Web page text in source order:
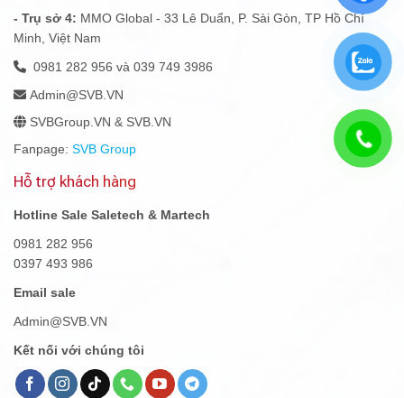
- Trụ sở 4: MMO Global - 33 Lê Duẩn, P. Sài Gòn, TP Hồ Chí
Minh, Việt Nam
0981 282 956 và 039 749 3986
Admin@SVB.VN
SVBGroup.VN & SVB.VN
Fanpage: SVB Group
Hỗ trợ khách hàng
Hotline Sale Saletech & Martech
0981 282 956
0397 493 986
Email sale
Admin@SVB.VN
Kết nối với chúng tôi